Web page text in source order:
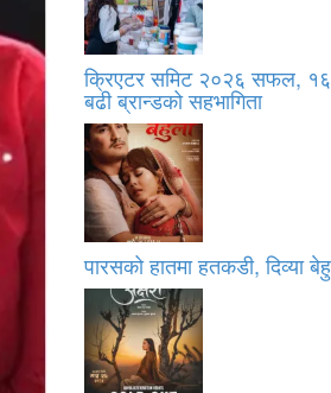
क्रिएटर समिट २०२६ सफल,
बढी ब्रान्डको सहभागिता
पारसको हातमा हतकडी, दिव्या